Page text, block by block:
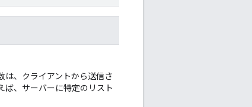
は、クライアントから送信さ
ば、サーバーに特定のリスト